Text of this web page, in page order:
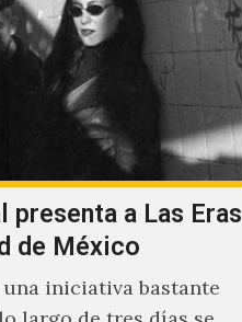
presenta a Las Eras
de México
iniciativa bastante